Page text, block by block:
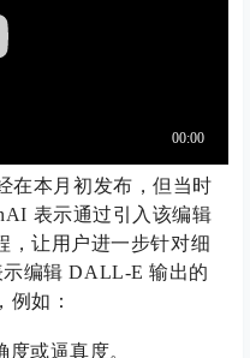
在本月初发布，但当时
表示通过引入该编辑
，让用户进一步针对细
编辑 DALL-E 输出的
例如：
或逼真度。